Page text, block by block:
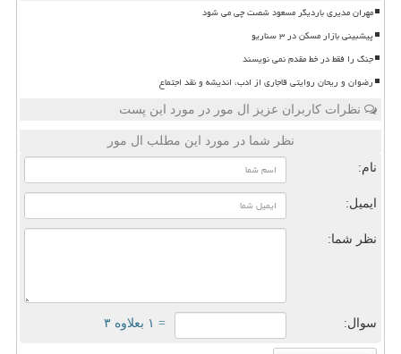
مهران مدیری باردیگر مسعود شصت چی می شود
پیشبینی بازار مسکن در ۳ سناریو
جنگ را فقط در خط مقدم نمی نویسند
رضوان و ریحان روایتی قاجاری از ادب، اندیشه و نقد اجتماع
نظرات کاربران عزیز ال مور در مورد این پست
نظر شما در مورد این مطلب ال مور
نام:
ایمیل:
نظر شما:
سوال: = ۱ بعلاوه ۳